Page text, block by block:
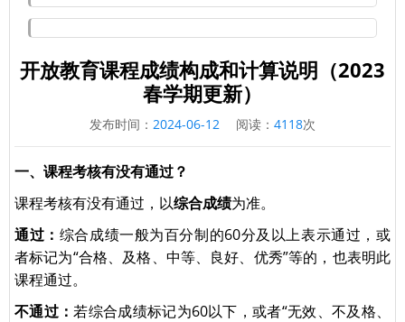
开放教育课程成绩构成和计算说明（2023
春学期更新）
发布时间： 2024-06-12 阅读： 4118次
一、课程考核有没有通过？
课程考核有没有通过，以综合成绩为准。
通过： 综合成绩一般为百分制的60分及以上表示通过，或
者标记为“合格、及格、中等、良好、优秀”等的，也表明此
课程通过。
不通过： 若综合成绩标记为60以下，或者“无效、不及格、